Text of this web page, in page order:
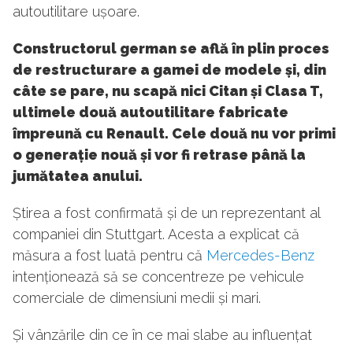
autoutilitare ușoare.
Constructorul german se află în plin proces
de restructurare a gamei de modele și, din
câte se pare, nu scapă nici Citan și Clasa T,
ultimele două autoutilitare fabricate
împreună cu Renault. Cele două nu vor primi
o generație nouă și vor fi retrase până la
jumătatea anului.
Știrea a fost confirmată și de un reprezentant al
companiei din Stuttgart. Acesta a explicat că
măsura a fost luată pentru că Mercedes-Benz
intenționează să se concentreze pe vehicule
comerciale de dimensiuni medii și mari.
Și vânzările din ce în ce mai slabe au influențat